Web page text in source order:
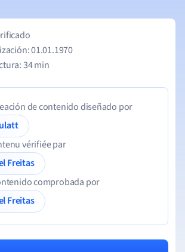
01.01.1970
34 min
de contenido diseñado por
Hulatt
vérifiée par
Freitas
comprobada por
Freitas